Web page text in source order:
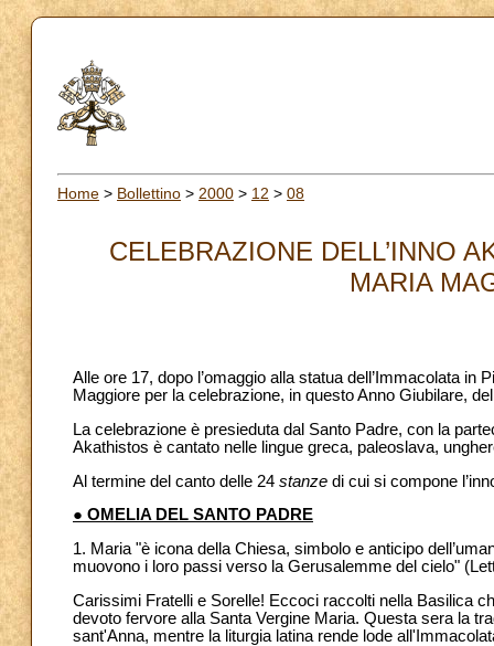
Home > Bollettino > 2000 > 12 > 08
CELEBRAZIONE DELL’INNO
MARIA
Alle ore 17, dopo l’omaggio alla statua dell’Immacolata
Maggiore per la celebrazione, in questo Anno Giubilare,
La celebrazione è presieduta dal Santo Padre, con la
Akathistos è cantato nelle lingue greca, paleoslava,
Al termine del canto delle 24 stanze di cui si compone
● OMELIA DEL SANTO PADRE
1. Maria "è icona della Chiesa, simbolo e anticipo
muovono i loro passi verso la Gerusalemme del cielo"
Carissimi Fratelli e Sorelle! Eccoci raccolti nella Basilica
devoto fervore alla Santa Vergine Maria. Questa sera la
sant'Anna, mentre la liturgia latina rende lode